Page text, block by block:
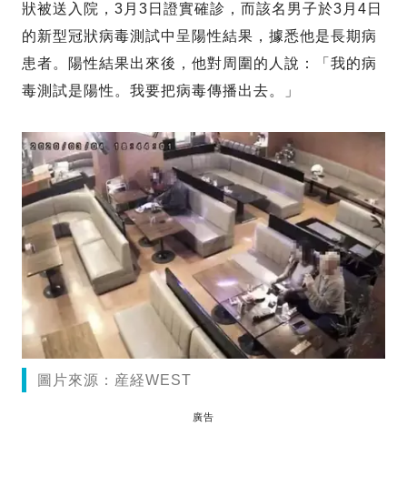
狀被送入院，3月3日證實確診，而該名男子於3月4日
的新型冠狀病毒測試中呈陽性結果，據悉他是長期病
患者。陽性結果出來後，他對周圍的人說：「我的病
毒測試是陽性。我要把病毒傳播出去。」
圖片來源：産経WEST
廣告